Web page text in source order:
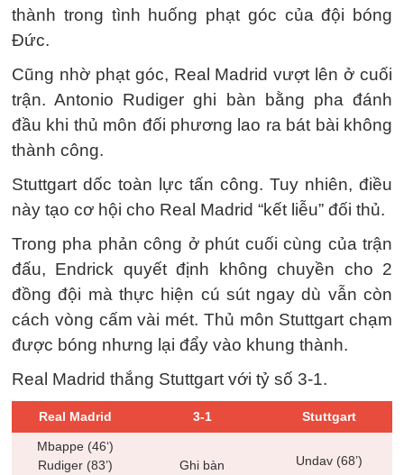
thành trong tình huống phạt góc của đội bóng
Đức.
Cũng nhờ phạt góc, Real Madrid vượt lên ở cuối
trận. Antonio Rudiger ghi bàn bằng pha đánh
đầu khi thủ môn đối phương lao ra bát bài không
thành công.
Stuttgart dốc toàn lực tấn công. Tuy nhiên, điều
này tạo cơ hội cho Real Madrid “kết liễu” đối thủ.
Trong pha phản công ở phút cuối cùng của trận
đấu, Endrick quyết định không chuyền cho 2
đồng đội mà thực hiện cú sút ngay dù vẫn còn
cách vòng cấm vài mét. Thủ môn Stuttgart chạm
được bóng nhưng lại đẩy vào khung thành.
Real Madrid thắng Stuttgart với tỷ số 3-1.
Real Madrid 3-1 Stuttgart
Mbappe (46‘)
Rudiger (83’)
Ghi bàn Undav (68’)